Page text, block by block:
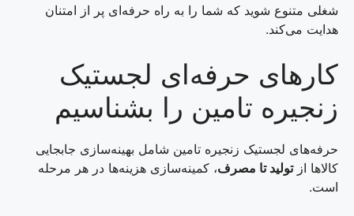
شغلی متنوع شوید که شما را به راه حرفه‌ای پر از امتنان
هدایت می‌کند.
کارهای حرفه‌ای لجستیک
زنجیره تامین را بشناسیم
حرفه‌های لجستیک زنجیره تامین شامل بهینه‌سازی جابجایی
کالاها ازتولید تا مصرف، کمینه‌سازی هزینه‌ها در هر مرحله
است.